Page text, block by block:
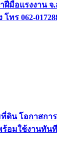
มือแรงงาน จ
ทร 062-
ดิน โอกาสกา
อมใช้งานทันที